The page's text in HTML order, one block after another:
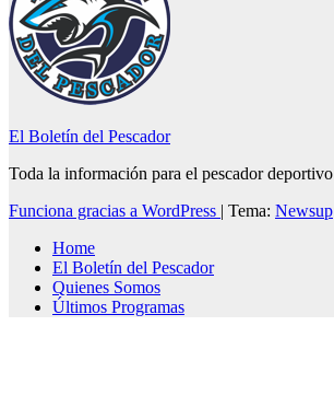
El Boletín del Pescador
Toda la información para el pescador deportivo
Funciona gracias a WordPress | Tema: Newsup
Home
El Boletín del Pescador
Quienes Somos
Últimos Programas